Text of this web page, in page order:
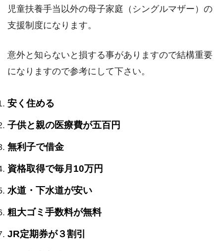
児童扶養手当以外の母子家庭（シングルマザー）の
支援制度になります。
意外と知らないと損する事がありますので結構重要
になりますので参考にして下さい。
安く住める
子供と親の医療費が五百円
無利子で借金
資格取得で毎月10万円
水道・下水道が安い
粗大ゴミ手数料が無料
JR定期券が３割引